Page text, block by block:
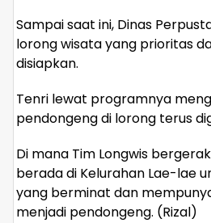
Sampai saat ini, Dinas
lorong wisata yang prioritas
disiapkan.
Tenri lewat programnya
pendongeng di lorong terus
Di mana Tim Longwis
berada di Kelurahan Lae-lae
yang berminat dan
menjadi pendongeng. (Rizal)